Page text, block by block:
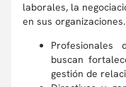
laborales, la
en sus
buscan
gestión de